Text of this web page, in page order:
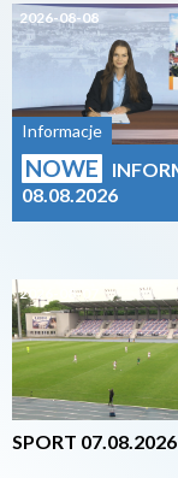
2026-08-08
Informacje
NOWE
08.08.2026
2026-08-07
SPORT 07.08.2026